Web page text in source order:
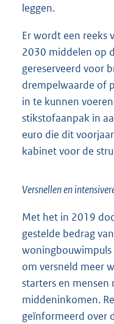
leggen.
Er wordt een reeks
2030 middelen op
gereserveerd voor
drempelwaarde of
in te kunnen
stikstofaanpak in
euro die dit
kabinet voor de
Versnellen en
Met het in 2019
gestelde bedrag
woningbouwimpuls
om versneld meer
starters en mensen
middeninkomen.
geïnformeerd over